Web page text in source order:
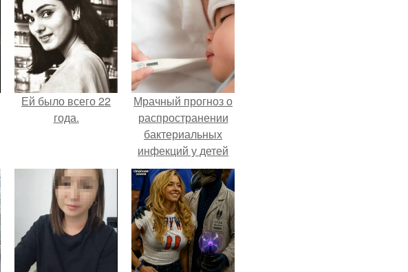
Ей было всего 22
года.
Мрачный прогноз о
распространении
бактериальных
инфекций у детей
вышел.